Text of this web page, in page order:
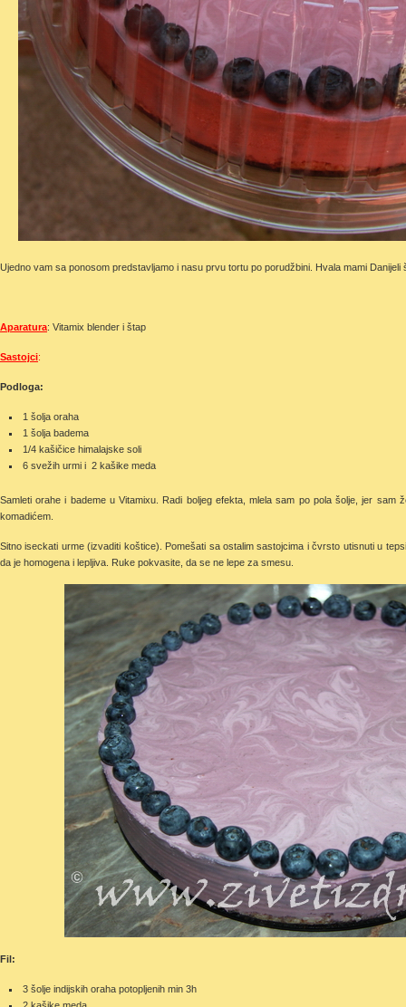
Ujedno vam sa ponosom predstavljamo i nasu prvu tortu po porudžbini. Hvala mami Danijeli
Aparatura: Vitamix blender i štap
Sastojci:
Podloga:
1 šolja oraha
1 šolja badema
1/4 kašičice himalajske soli
6 svežih urmi i 2 kašike meda
Samleti orahe i bademe u Vitamixu. Radi boljeg efekta, mlela sam po pola šolje, jer sam
komadićem.
Sitno iseckati urme (izvaditi koštice). Pomešati sa ostalim sastojcima i čvrsto utisnuti u
da je homogena i lepljiva. Ruke pokvasite, da se ne lepe za smesu.
Fil:
3 šolje indijskih oraha potopljenih min 3h